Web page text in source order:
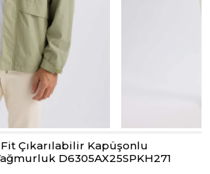
Çıkarılabilir Kapüşonlu
D6305AX25SPKH271